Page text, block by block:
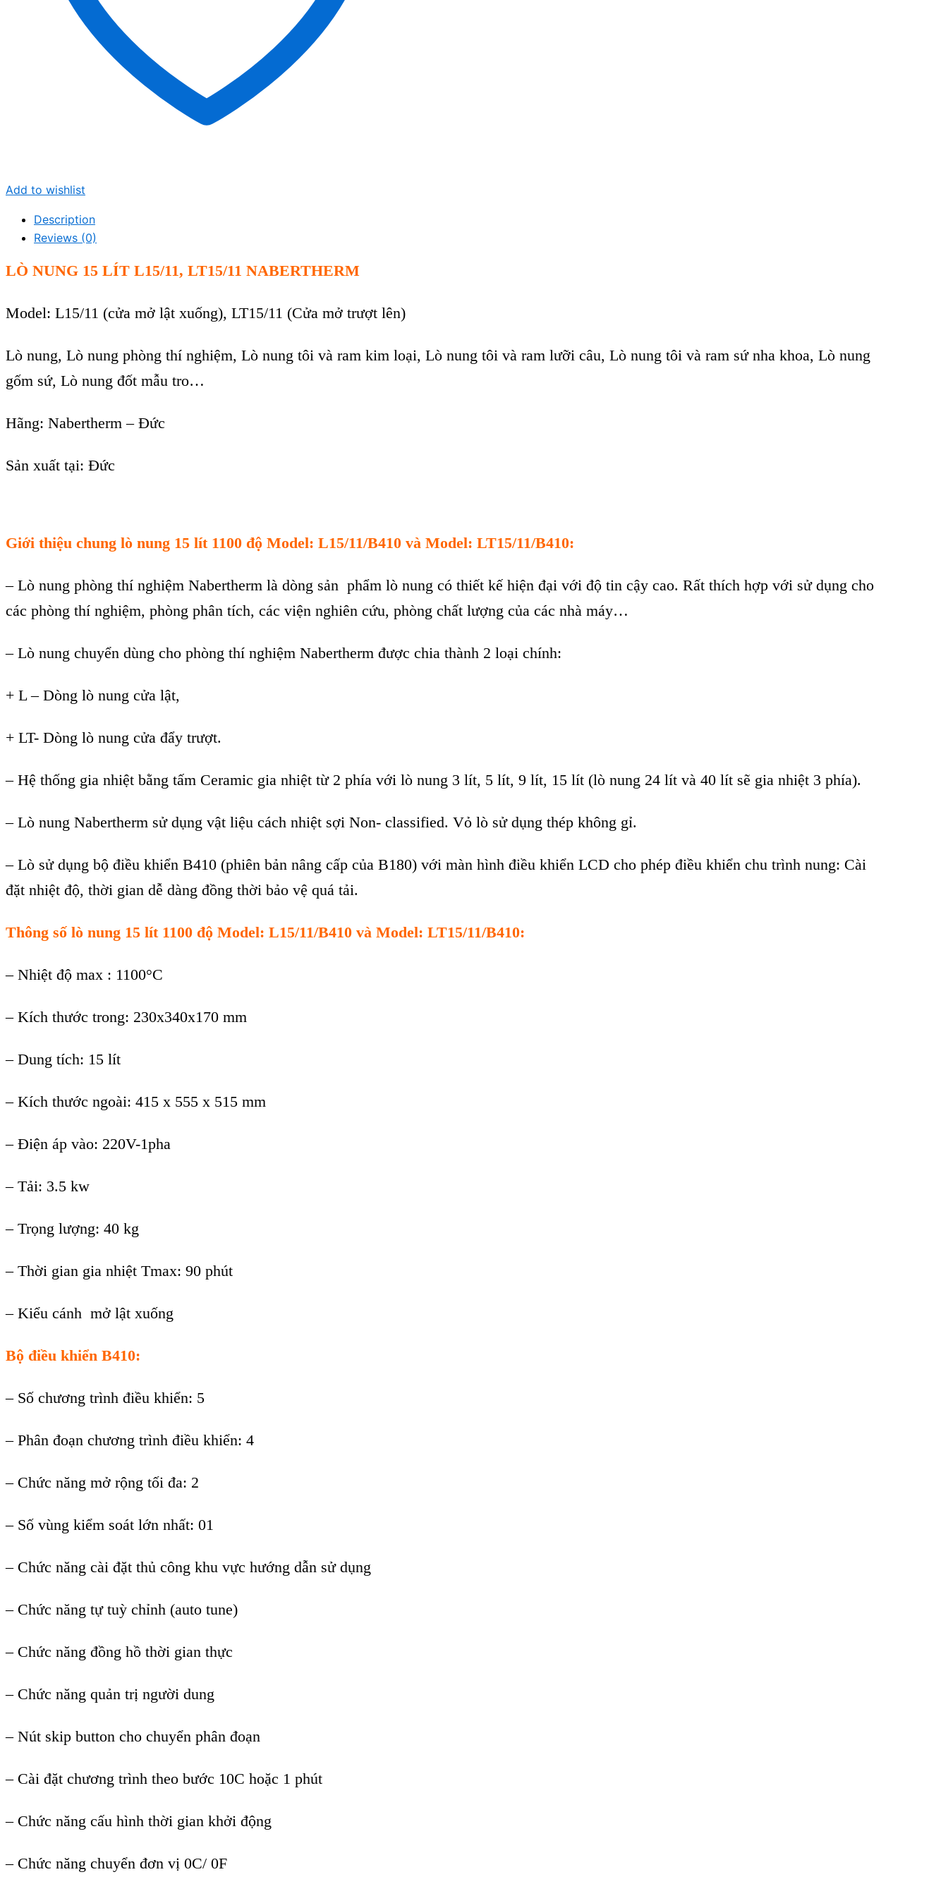
Add to wishlist
Description
Reviews (0)
LÒ NUNG 15 LÍT L15/11, LT15/11 NABERTHERM
Model: L15/11 (cửa mở lật xuống), LT15/11 (Cửa mở trượt lên)
Lò nung, Lò nung phòng thí nghiệm, Lò nung tôi và ram kim loại, Lò nung tôi và ram lưỡi câu, Lò nung tôi và ram sứ nha khoa, Lò nung
gốm sứ, Lò nung đốt mẫu tro…
Hãng: Nabertherm – Đức
Sản xuất tại: Đức
Giới thiệu chung lò nung 15 lít 1100 độ Model: L15/11/B410 và Model: LT15/11/B410:
– Lò nung phòng thí nghiệm Nabertherm là dòng sản phẩm lò nung có thiết kế hiện đại với độ tin cậy cao. Rất thích hợp với sử dụng cho
các phòng thí nghiệm, phòng phân tích, các viện nghiên cứu, phòng chất lượng của các nhà máy…
– Lò nung chuyển dùng cho phòng thí nghiệm Nabertherm được chia thành 2 loại chính:
+ L – Dòng lò nung cửa lật,
+ LT- Dòng lò nung cửa đẩy trượt.
– Hệ thống gia nhiệt bằng tấm Ceramic gia nhiệt từ 2 phía với lò nung 3 lít, 5 lít, 9 lít, 15 lít (lò nung 24 lít và 40 lít sẽ gia nhiệt 3 phía).
– Lò nung Nabertherm sử dụng vật liệu cách nhiệt sợi Non- classified. Vỏ lò sử dụng thép không gỉ.
– Lò sử dụng bộ điều khiển B410 (phiên bản nâng cấp của B180) với màn hình điều khiển LCD cho phép điều khiển chu trình nung: Cài
đặt nhiệt độ, thời gian dễ dàng đồng thời bảo vệ quá tải.
Thông số lò nung 15 lít 1100 độ Model: L15/11/B410 và Model: LT15/11/B410:
– Nhiệt độ max : 1100°C
– Kích thước trong: 230x340x170 mm
– Dung tích: 15 lít
– Kích thước ngoài: 415 x 555 x 515 mm
– Điện áp vào: 220V-1pha
– Tải: 3.5 kw
– Trọng lượng: 40 kg
– Thời gian gia nhiệt Tmax: 90 phút
– Kiểu cánh mở lật xuống
Bộ điều khiển B410:
– Số chương trình điều khiển: 5
– Phân đoạn chương trình điều khiển: 4
– Chức năng mở rộng tối đa: 2
– Số vùng kiểm soát lớn nhất: 01
– Chức năng cài đặt thủ công khu vực hướng dẫn sử dụng
– Chức năng tự tuỳ chỉnh (auto tune)
– Chức năng đồng hồ thời gian thực
– Chức năng quản trị người dung
– Nút skip button cho chuyển phân đoạn
– Cài đặt chương trình theo bước 10C hoặc 1 phút
– Chức năng cấu hình thời gian khởi động
– Chức năng chuyển đơn vị 0C/ 0F